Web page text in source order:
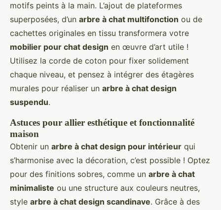
motifs peints à la main. L’ajout de plateformes
superposées, d’un arbre à chat multifonction ou de
cachettes originales en tissu transformera votre
mobilier pour chat design en œuvre d’art utile !
Utilisez la corde de coton pour fixer solidement
chaque niveau, et pensez à intégrer des étagères
murales pour réaliser un arbre à chat design
suspendu.
Astuces pour allier esthétique et fonctionnalité
maison
Obtenir un arbre à chat design pour intérieur qui
s’harmonise avec la décoration, c’est possible ! Optez
pour des finitions sobres, comme un arbre à chat
minimaliste ou une structure aux couleurs neutres,
style arbre à chat design scandinave. Grâce à des